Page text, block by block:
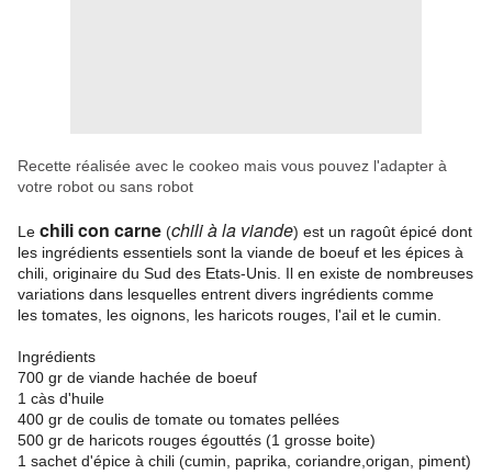
Recette réalisée avec le cookeo mais vous pouvez l'adapter à
votre robot ou sans robot
Le chili con carne (chili à la viande) est un ragoût épicé dont
les ingrédients essentiels sont la viande de boeuf et les épices à
chili , originaire du Sud des Etats-Unis . Il en existe de nombreuses
variations dans lesquelles entrent divers ingrédients comme
les tomates , les oignons , les haricots rouges, l'ail et le cumin
Ingrédients
700 gr de viande hachée de boeuf
1 càs d'huile
400 gr de coulis de tomate ou tomates pellées
500 gr de haricots rouges égouttés (1 grosse boite)
1 sachet d'épice à chili (cumin, paprika, coriandre,origan, piment)